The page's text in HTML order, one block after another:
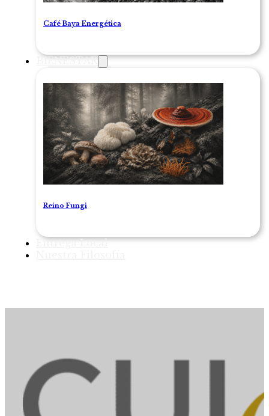
Café Baya Energética
BIENESTAR
Reino Fungi
Entrega Local